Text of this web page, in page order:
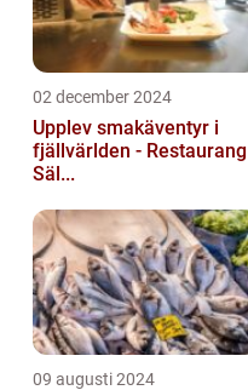
02 december 2024
Upplev smakäventyr i
fjällvärlden - Restaurang
Säl...
09 augusti 2024